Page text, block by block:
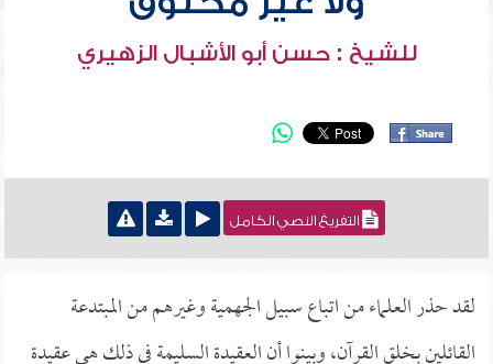
للشيخ : حسن أبو الأشبال الزهيري
التفريغ النصي الكامل
لقد حذر العلماء من اتباع سبيل الجهمية وغيرهم من المبتدعة
القائلين بخلق القرآن، وبينوا أن العقيدة السليمة في ذلك هي عقيدة